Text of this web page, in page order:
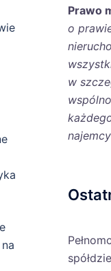
Prawo
o
w